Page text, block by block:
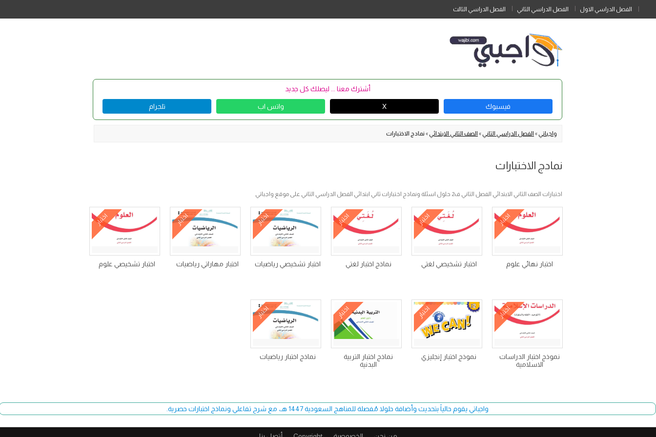
الفصل الدراسي الاول الفصل الدراسي الثاني الفصل الدراسي الثالث
أشترك معنا ... ليصلك كل جديد
فيسبوك X واتس اب تلجرام
واجباتي » الفصل الدراسي الثاني » الصف الثاني الابتدائي »نمادج الاختبارات
نمادج الاختبارات
اختبارات الصف الثاني الابتدائي الفصل الثاني ف2 حلول اسئلة ونماذج اختبارات ثاني ابتدائي الفصل الدراسي الثاني على موقع واجباتي
اختبار
اختبار نهائي علوم
اختبار
اختبار تشخيصي لغتي
اختبار
نماذج اختبار لغتي
اختبار
اختبار تشخيصي رياضيات
اختبار
اختبار مهاراتي رياضيات
اختبار
اختبار تشخيصي علوم
اختبار
نموذج اختبار الدراسات
الاسلامية
اختبار
نموذج اختبار إنجليزي
اختبار
نماذج اختبار التربية
البدنية
اختبار
نماذج اختبار رياضيات
واجباتي يقوم حالياً بتحديث وأضافة حلولا مُفصلة للمناهج السعودية 1447 هـ، مع شرح تفاعلي ونماذج اختبارات حصرية.